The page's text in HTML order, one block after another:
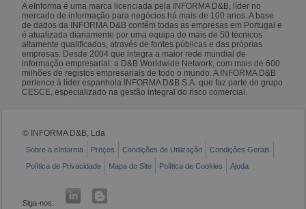
A eInforma é uma marca licenciada pela INFORMA D&B, líder no
mercado de informação para negócios há mais de 100 anos. A base
de dados da INFORMA D&B contém todas as empresas em Portugal e
é atualizada diariamente por uma equipa de mais de 50 técnicos
altamente qualificados, através de fontes públicas e das próprias
empresas. Desde 2004 que integra a maior rede mundial de
informação empresarial: a D&B Worldwide Network, com mais de 600
milhões de registos empresariais de todo o mundo. A INFORMA D&B
pertence à líder espanhola INFORMA D&B S.A. que faz parte do grupo
CESCE, especializado na gestão integral do risco comercial.
© INFORMA D&B, Lda
Sobre a eInforma Preços Condições de Utilização
Condições Gerais
Política de Privacidade
Mapa do Site Política de Cookies Ajuda
Siga-nos: